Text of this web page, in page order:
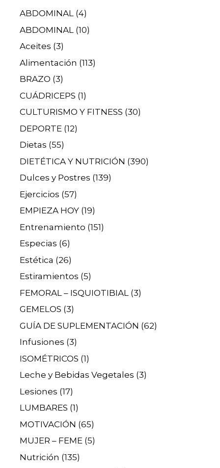
ABDOMINAL (4)
ABDOMINAL (10)
Aceites (3)
Alimentación (113)
BRAZO (3)
CUÁDRICEPS (1)
CULTURISMO Y FITNESS (30)
DEPORTE (12)
Dietas (55)
DIETÉTICA Y NUTRICIÓN (390)
Dulces y Postres (139)
Ejercicios (57)
EMPIEZA HOY (19)
Entrenamiento (151)
Especias (6)
Estética (26)
Estiramientos (5)
FEMORAL – ISQUIOTIBIAL (3)
GEMELOS (3)
GUÍA DE SUPLEMENTACIÓN (62)
Infusiones (3)
ISOMÉTRICOS (1)
Leche y Bebidas Vegetales (3)
Lesiones (17)
LUMBARES (1)
MOTIVACIÓN (65)
MUJER – FEME (5)
Nutrición (135)